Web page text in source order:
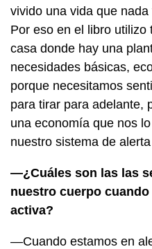
vivido una vida que
Por eso en el libro
casa donde hay una
necesidades básicas,
porque necesitamos
para tirar para adelante,
una economía que nos
nuestro sistema de
—¿Cuáles son las las
nuestro cuerpo
activa?
—Cuando estamos en